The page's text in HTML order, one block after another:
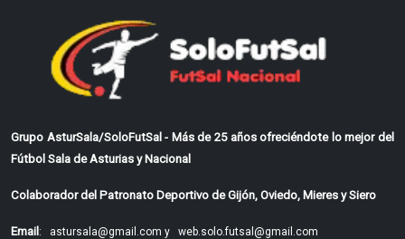
Grupo AsturSala/SoloFutSal - Más de 25 años ofreciéndote lo mejor del
Fútbol Sala de Asturias y Nacional
Colaborador del Patronato Deportivo de Gijón, Oviedo, Mieres y Siero
Email: astursala@gmail.com y web.solo.futsal@gmail.com